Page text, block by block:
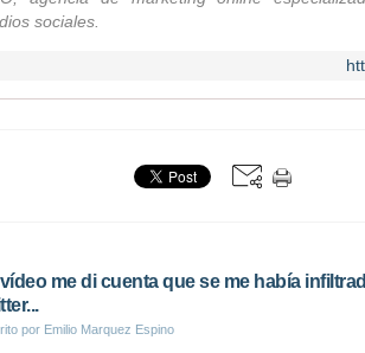
sociales.
me di cuenta que se me había
por Emilio Marquez Espino